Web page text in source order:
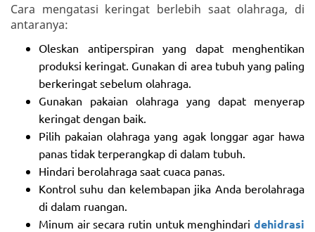
Cara mengatasi keringat berlebih saat olahraga, di
antaranya:
Oleskan antiperspiran yang dapat menghentikan
produksi keringat. Gunakan di area tubuh yang paling
berkeringat sebelum olahraga.
Gunakan pakaian olahraga yang dapat menyerap
keringat dengan baik.
Pilih pakaian olahraga yang agak longgar agar hawa
panas tidak terperangkap di dalam tubuh.
Hindari berolahraga saat cuaca panas.
Kontrol suhu dan kelembapan jika Anda berolahraga
di dalam ruangan.
Minum air secara rutin untuk menghindari dehidrasi